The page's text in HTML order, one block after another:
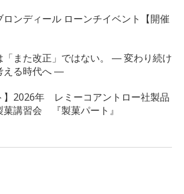
ンディール ローンチイベント【開催
「また改正」ではない。 ― 変わり続け
える時代へ ―
】2026年 レミーコアントロー社製品
菓講習会 『製菓パート』